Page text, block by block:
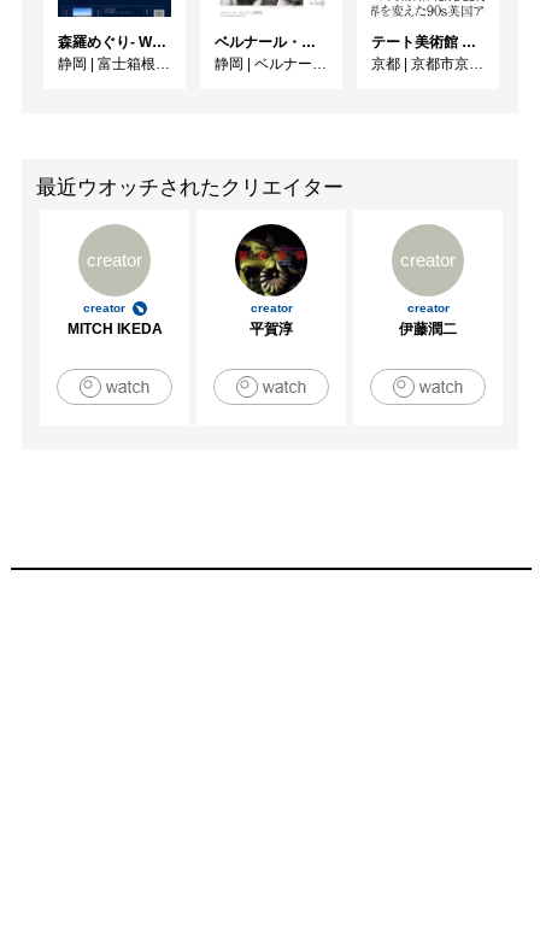
森羅めぐり- Wandering in Shinra -
静岡 | 富士箱根カントリークラブ
ベルナール・ビュフェと写真 ーカメラがとらえたビュフェとその時代、そして21 世紀へ
静岡 | ベルナール・ビュフェ美術館
テート美術館 ― YBA & BEYOND 世界を変えた90s英国アート
京都 | 京都市京セラ美術館
最近ウオッチされたクリエイター
creator
creator
MITCH IKEDA
creator
平賀淳
creator
creator
伊藤潤二